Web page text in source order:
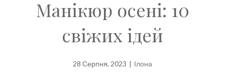
Манікюр осені: 10
свіжих ідей
28 Серпня, 2023 | Ілона